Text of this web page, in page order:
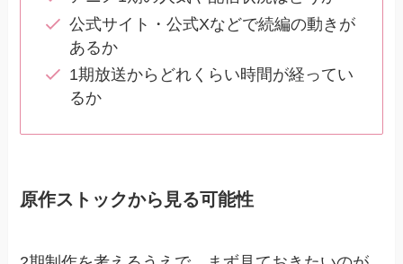
公式サイト・公式Xなどで続編の動きが
あるか
1期放送からどれくらい時間が経ってい
るか
原作ストックから見る可能性